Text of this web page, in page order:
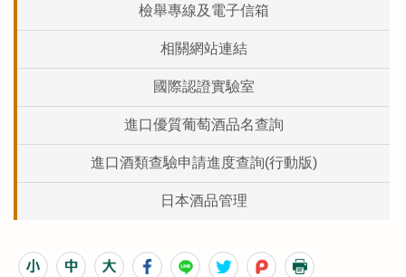
檢舉專線及電子信箱
相關網站連結
國際認證實驗室
進口優質葡萄酒品名查詢
進口酒類查驗申請進度查詢(行動版)
日本酒品管理